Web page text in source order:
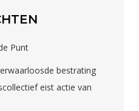
Punt
bestrating
eist actie van